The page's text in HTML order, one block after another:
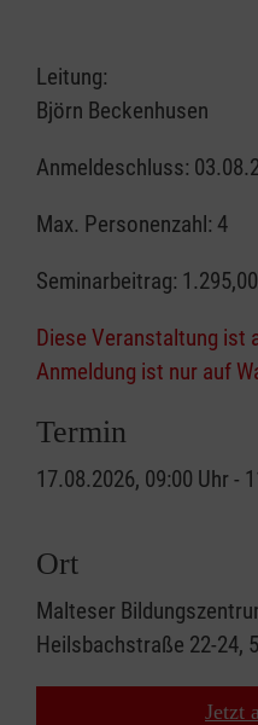
Leitung:
Björn Beckenhusen
Anmeldeschluss:
Max. Personenzahl: 4
Seminarbeitrag:
Diese Veranstaltung ist
Anmeldung ist nur auf
Termin
17.08.2026, 09:00 Uhr -
Ort
Malteser
Heilsbachstraße 22-24,
Jetzt